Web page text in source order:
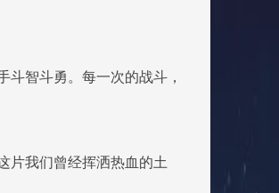
智斗勇。每一次的战斗，
片我们曾经挥洒热血的土